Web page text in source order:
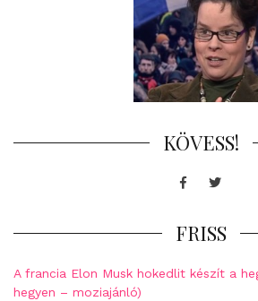
KÖVESS!
FacebookTwitter
FRISS
A francia Elon Musk hokedlit készít a
hegyen – moziajánló)